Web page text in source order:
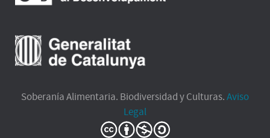
Soberanía Alimentaria. Biodiversidad y Culturas.Aviso
Legal